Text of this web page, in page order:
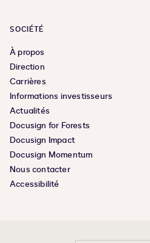
SOCIÉTÉ
À propos
Direction
Carrières
Informations investisseurs
Actualités
Docusign for Forests
Docusign Impact
Docusign Momentum
Nous contacter
Accessibilité